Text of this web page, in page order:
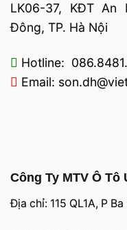
LK06-37, KĐT An
Đông, TP. Hà Nội
Hotline:
Email:
Công Ty MTV Ô Tô
Địa chỉ: 115 QL1A, P